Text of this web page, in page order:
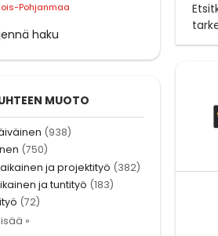
Pohjanmaa
haku
MUOTO
(938)
(750)
ja projektityö (382)
ja tuntityö (183)
(72)
»